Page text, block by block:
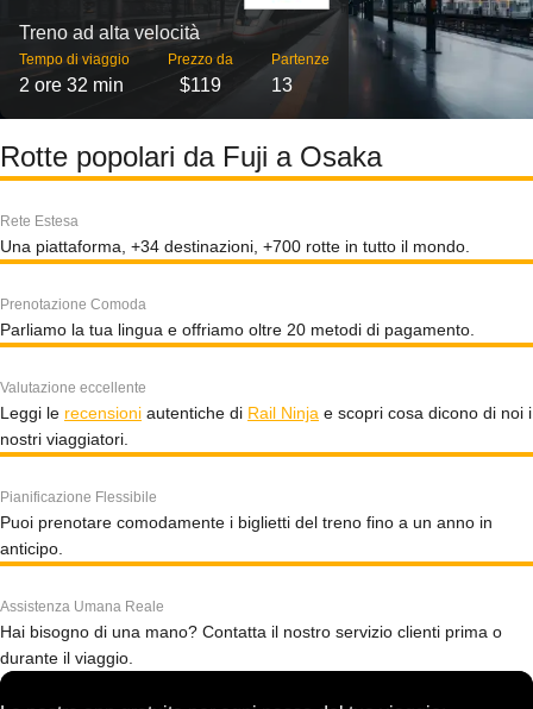
Treno ad alta velocità
Tempo di viaggio
2 ore 32 min
Prezzo da
$119
Partenze
13
Rotte popolari da Fuji a Osaka
Rete Estesa
Una piattaforma, +34 destinazioni, +700 rotte in tutto il mondo.
Prenotazione Comoda
Parliamo la tua lingua e offriamo oltre 20 metodi di pagamento.
Valutazione eccellente
Leggi le recensioni autentiche di Rail Ninja e scopri cosa dicono di noi i
nostri viaggiatori.
Pianificazione Flessibile
Puoi prenotare comodamente i biglietti del treno fino a un anno in
anticipo.
Assistenza Umana Reale
Hai bisogno di una mano? Contatta il nostro servizio clienti prima o
durante il viaggio.